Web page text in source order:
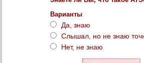
Варианты
Да, знаю
Слышал, но не знаю
Нет, не знаю